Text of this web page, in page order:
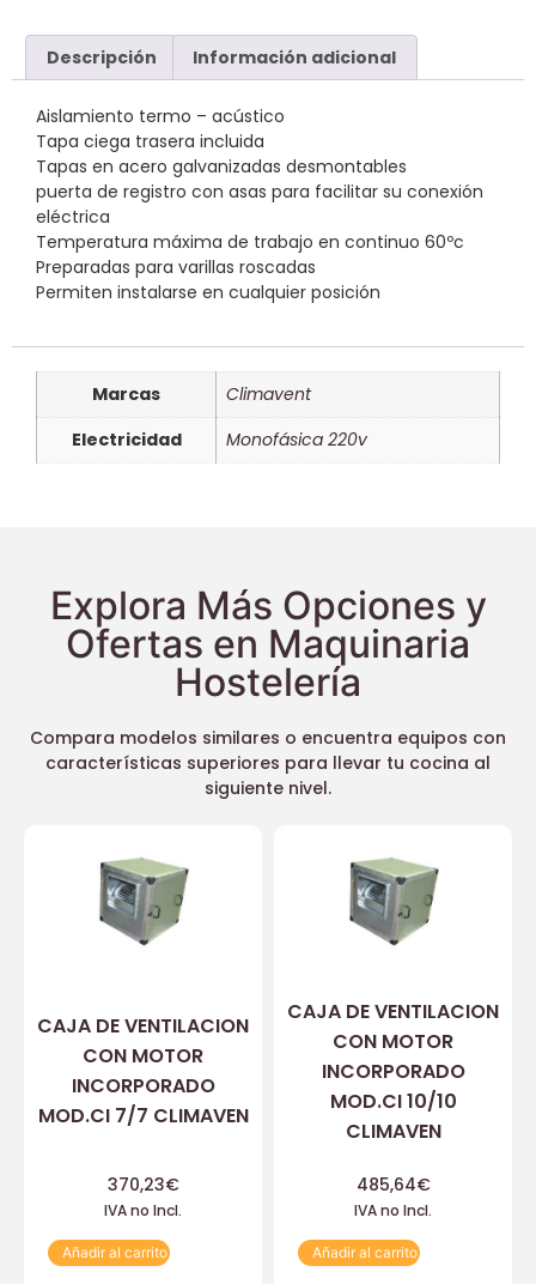
Descripción Información adicional
Aislamiento termo – acústico
Tapa ciega trasera incluida
Tapas en acero galvanizadas desmontables
puerta de registro con asas para facilitar su conexión
eléctrica
Temperatura máxima de trabajo en continuo 60ºc
Preparadas para varillas roscadas
Permiten instalarse en cualquier posición
Marcas
Climavent
Electricidad
Monofásica 220v
Explora Más Opciones y
Ofertas en Maquinaria
Hostelería
Compara modelos similares o encuentra equipos con
características superiores para llevar tu cocina al
siguiente nivel.
CAJA DE VENTILACION
CON MOTOR
INCORPORADO
MOD.CI 7/7 CLIMAVEN
370,23€
IVA no Incl.
Añadir al carrito
CAJA DE VENTILACION
CON MOTOR
INCORPORADO
MOD.CI 10/10
CLIMAVEN
485,64€
IVA no Incl.
Añadir al carrito